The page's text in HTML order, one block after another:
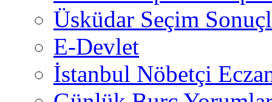
Üsküdar Seçim
E-Devlet
İstanbul Nöbetçi